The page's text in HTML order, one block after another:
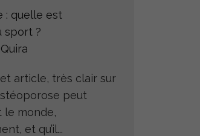
: quelle est
sport ?
article, très clair sur
peut
le monde,
et qu’il...